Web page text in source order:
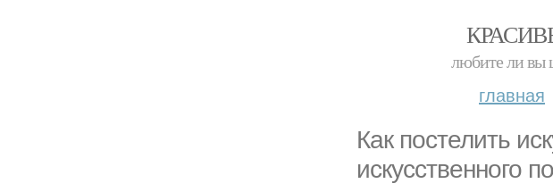
любите ли вы
главная
Как постелить
искусственного